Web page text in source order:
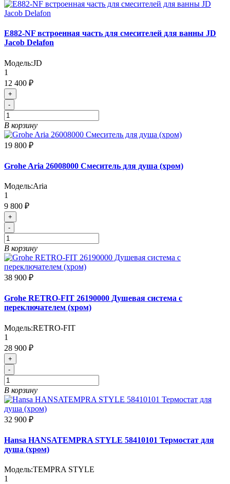
E882-NF встроенная часть для смесителей для ванны JD
Jacob Delafon
Модель:JD
1
12 400 ₽
+
-
В корзину
19 800 ₽
Grohe Aria 26008000 Смеситель для душа (хром)
Модель:Aria
1
9 800 ₽
+
-
В корзину
38 900 ₽
Grohe RETRO-FIT 26190000 Душевая система с
переключателем (хром)
Модель:RETRO-FIT
1
28 900 ₽
+
-
В корзину
32 900 ₽
Hansa HANSATEMPRA STYLE 58410101 Термостат для
душа (хром)
Модель:TEMPRA STYLE
1